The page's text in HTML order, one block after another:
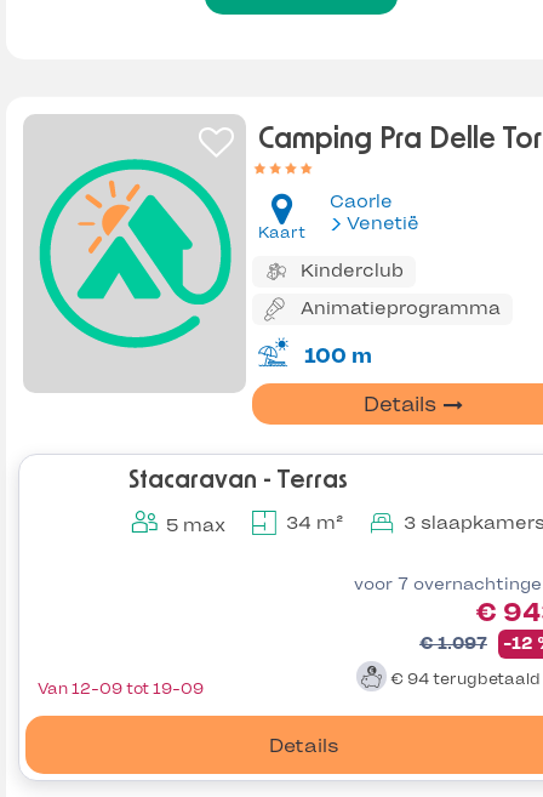
Camping Pra Delle
Kaart
Caorle
Venetië
Kinderclub
Animatieprogramma
100 m
Details
Stacaravan - Terras
5 max 34 m² 3
voor 7
€
€ 1.097 -12
€ 94 terugbetaald
Details
Van 12-09 tot 19-09